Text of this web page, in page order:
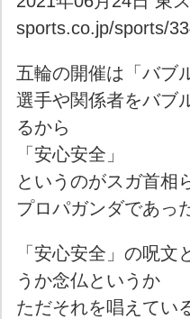
sports.co.jp/sports/
五輪の開催は「バブ
選手や関係者をバブ
るから
「安心安全」
というのがスガ首相
プロパガンダであっ
「安心安全」の呪
うか念仏というか
ただそれを唱えてい